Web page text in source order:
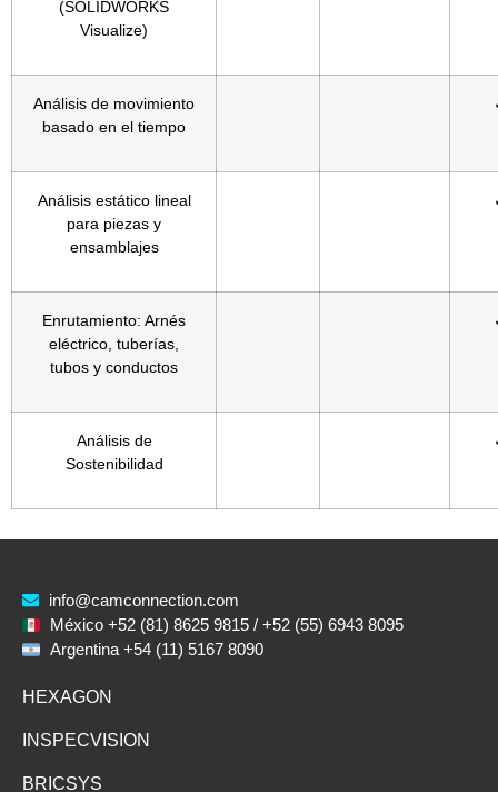
(SOLIDWORKS
Visualize)
Análisis de movimiento
basado en el tiempo
Análisis estático lineal
para piezas y
ensamblajes
Enrutamiento: Arnés
eléctrico, tuberías,
tubos y conductos
Análisis de
Sostenibilidad
info@camconnection.com
México +52 (81) 8625 9815 / +52 (55) 6943 8095
Argentina +54 (11) 5167 8090
HEXAGON
INSPECVISION
BRICSYS